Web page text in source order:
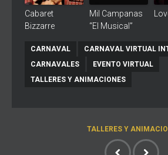
Cabaret
Bizzarre
Mil Campanas
“El Musical”
CARNAVAL
CARNAVAL VIRTUAL
CARNAVALES
EVENTO VIRTUAL
TALLERES Y ANIMACIONES
TALLERES Y